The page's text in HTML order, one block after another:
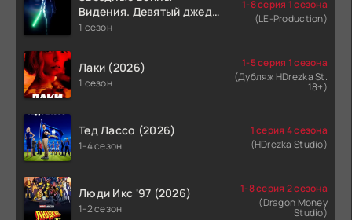
Видения. Девятый джедай
(2026)
1 сезон
1-8 серия 1 сезона
(LE-Production)
Лаки (2026)
1 сезон
1-5 серия 1 сезона
(Дубляж HDrezka St.
18+)
Тед Лассо (2026)
1-4 сезон
1 серия 4 сезона
(HDrezka Studio)
Люди Икс '97 (2026)
1-2 сезон
1-8 серия 2 сезона
(Dragon Money
Studio)